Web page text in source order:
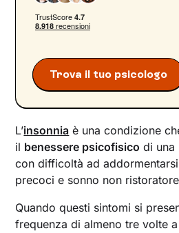
Trova il tuo psicologo
L’insonnia è una condizione
il benessere psicofisico di una
con difficoltà ad
precoci e sonno non
Quando questi sintomi si
frequenza di almeno tre volte